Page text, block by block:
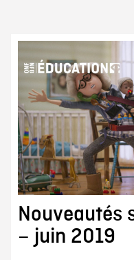
Nouveautés
– juin 2019